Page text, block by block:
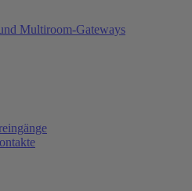
Multiroom-Gateways